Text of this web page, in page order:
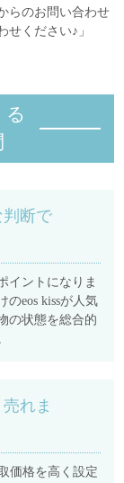
らのお問い合わせ
せください♪」
断で
イントになりま
eos kissが人気
の状態を総合的
れま
価格を高く設定